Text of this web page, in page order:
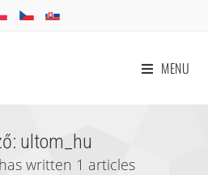
MENU
ultom_hu
written 1 articles